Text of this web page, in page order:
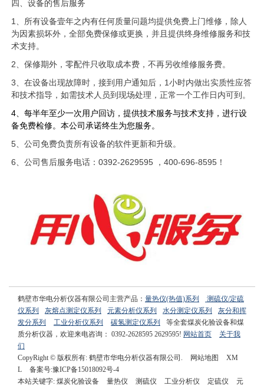
四、设备的售后服务
1
、所有设备壹年之内有任何质量问题均提供免费上门维修，除人
为因素损坏外，全部免费保修或更换，并且提供终身维修服务和技
术支持。
2 、保修期外，零配件只收取成本费，不再另收维修服务费。
3 、在设备出现故障时，接到用户通知后，1小时内做出实质性应答
和技术指导，如需技术人员到现场处理，正常一个工作日内可到。
4 、每半年至少一次用户回访，提供技术服务与技术支持，进行设
备免费检修。本公司承诺终生为您服务。
5、公司免费负责所有设备的软件更新和升级。
6、公司售后服务电话：0392-2629595 ，400-696-8595！
鹤壁市华电分析仪器有限公司主营产品： 量热仪(热值)系列
测硫仪/定硫
仪系列
灰熔点测定仪系列 元素分析仪系列 水分测定仪系列
灰分和挥
发分系列
工业分析仪系列 碳氢测定仪系列
等全套煤炭化验设备和煤
质分析仪器，欢迎来电咨询： 0392-2628595 2629595! 网站首页
关于我
们
CopyRight © 版权所有: 鹤壁市华电分析仪器有限公司. 网站地图
XM
L
备案号:豫ICP备15018092号-4
本站关键字: 煤炭化验设备 量热仪 测硫仪 工业分析仪 定硫仪 元